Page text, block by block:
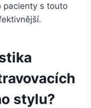
pacienty s touto
stylu?